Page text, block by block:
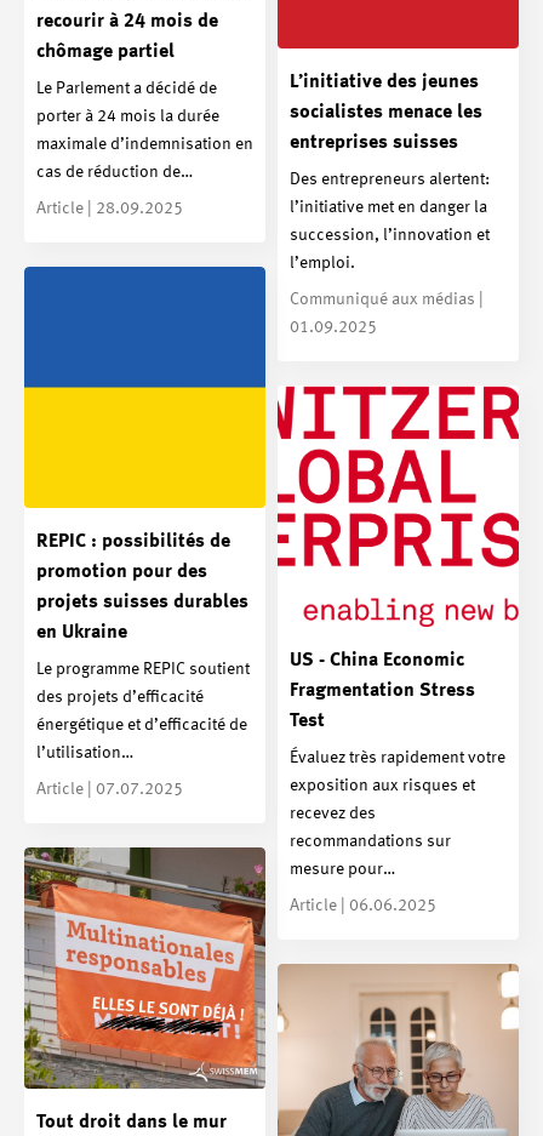
recourir à 24 mois de
chômage partiel
Le Parlement a décidé de
porter à 24 mois la durée
maximale d’indemnisation en
cas de réduction de…
Article | 28.09.2025
L’initiative des jeunes
socialistes menace les
entreprises suisses
Des entrepreneurs alertent:
l’initiative met en danger la
succession, l’innovation et
l’emploi.
Communiqué aux médias |
01.09.2025
REPIC : possibilités de
promotion pour des
projets suisses durables
en Ukraine
Le programme REPIC soutient
des projets d’efficacité
énergétique et d’efficacité de
l’utilisation…
Article | 07.07.2025
US - China Economic
Fragmentation Stress
Test
Évaluez très rapidement votre
exposition aux risques et
recevez des
recommandations sur
mesure pour…
Article | 06.06.2025
Tout droit dans le mur